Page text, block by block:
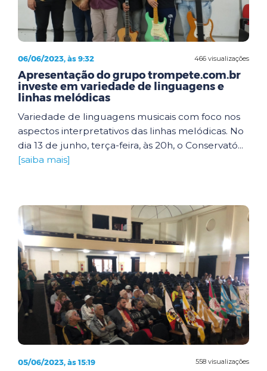
466 visualizações
06/06/2023, às 9:32
Apresentação do grupo trompete.com.br
investe em variedade de linguagens e
linhas melódicas
Variedade de linguagens musicais com foco nos
aspectos interpretativos das linhas melódicas. No
dia 13 de junho, terça-feira, às 20h, o Conservató...
[saiba mais]
558 visualizações
05/06/2023, às 15:19